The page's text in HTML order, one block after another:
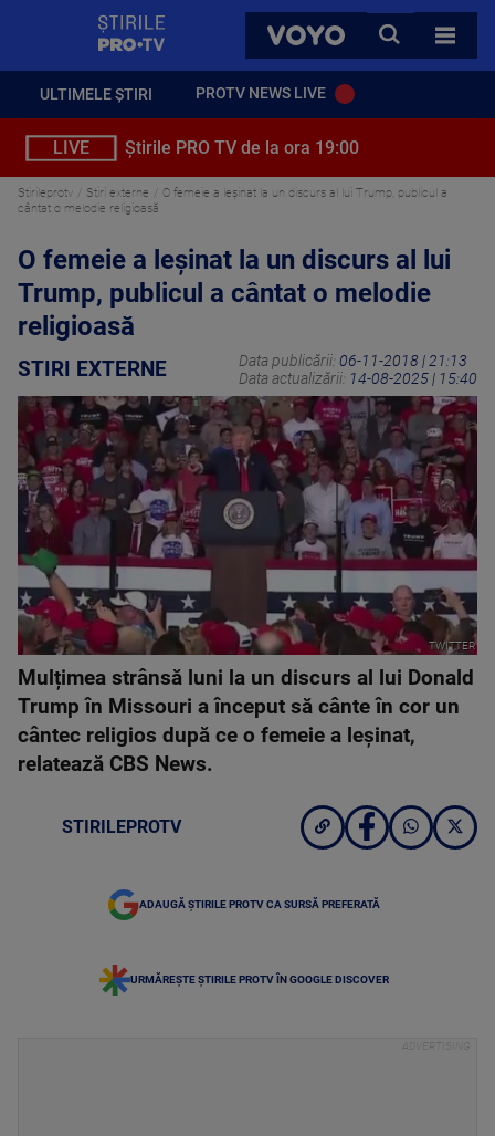
VOYO
CAUTA
TOATE
ULTIMELE ȘTIRI PROTV NEWS LIVE
LIVE Știrile PRO TV de la ora 19:00
Stirileprotv Stiri externe
O femeie a leșinat la un discurs al lui Trump, publicul a
cântat o melodie religioasă
O femeie a leșinat la un discurs al lui
Trump, publicul a cântat o melodie
religioasă
STIRI EXTERNE Data publicării: 06-11-2018 | 21:13
Data actualizării: 14-08-2025 | 15:40
TWITTER
Mulțimea strânsă luni la un discurs al lui Donald
Trump în Missouri a început să cânte în cor un
cântec religios după ce o femeie a leșinat,
relatează CBS News.
STIRILEPROTV
ADAUGĂ ȘTIRILE PROTV CA SURSĂ PREFERATĂ
URMĂREȘTE ȘTIRILE PROTV ÎN GOOGLE DISCOVER